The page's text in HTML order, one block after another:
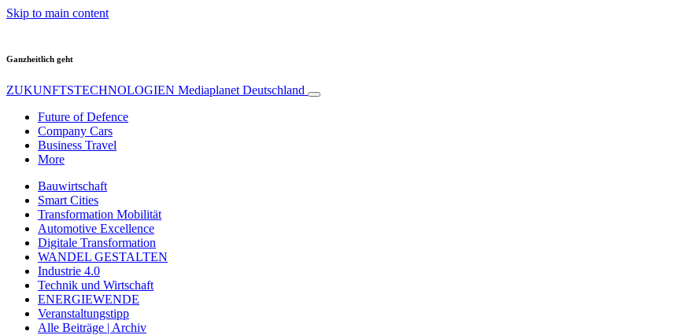
Skip to main content
Ganzheitlich geht
ZUKUNFTSTECHNOLOGIEN Mediaplanet Deutschland
Future of Defence
Company Cars
Business Travel
More
Bauwirtschaft
Smart Cities
Transformation Mobilität
Automotive Excellence
Digitale Transformation
WANDEL GESTALTEN
Industrie 4.0
Technik und Wirtschaft
ENERGIEWENDE
Veranstaltungstipp
Alle Beiträge | Archiv